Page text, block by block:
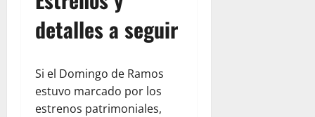
detalles a seguir
Si el Domingo de Ramos
estuvo marcado por los
estrenos patrimoniales,